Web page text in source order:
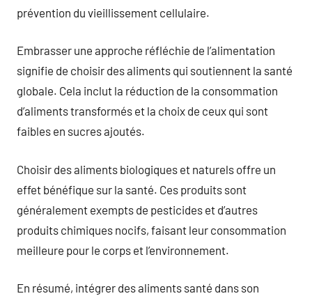
prévention du vieillissement cellulaire.
Embrasser une approche réfléchie de l’alimentation
signifie de choisir des aliments qui soutiennent la santé
globale. Cela inclut la réduction de la consommation
d’aliments transformés et la choix de ceux qui sont
faibles en sucres ajoutés.
Choisir des aliments biologiques et naturels offre un
effet bénéfique sur la santé. Ces produits sont
généralement exempts de pesticides et d’autres
produits chimiques nocifs, faisant leur consommation
meilleure pour le corps et l’environnement.
En résumé, intégrer des aliments santé dans son